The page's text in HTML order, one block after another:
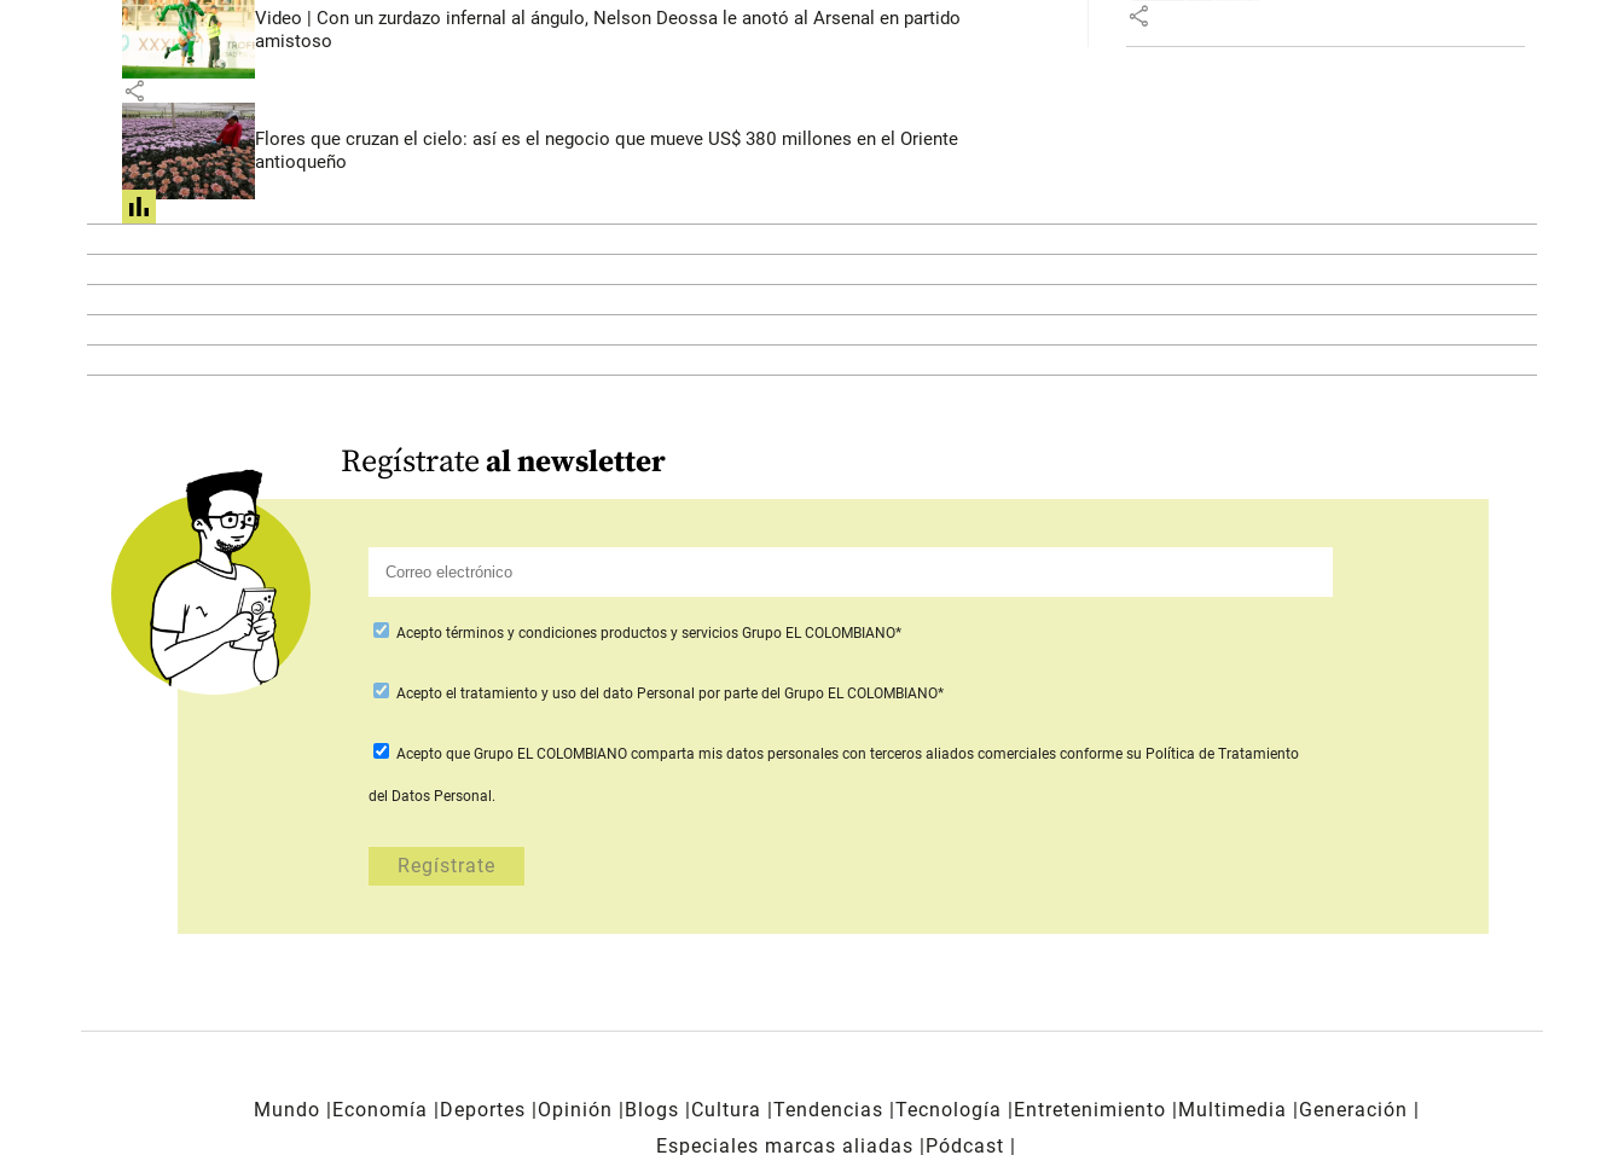
Video | Con un zurdazo infernal al ángulo, Nelson Deossa le anotó al Arsenal en partido
amistoso
share
Flores que cruzan el cielo: así es el negocio que mueve US$ 380 millones en el Oriente
antioqueño
share
share
Regístrateal newsletter
Acepto términos y condiciones productos y servicios Grupo EL COLOMBIANO*
Aceptoel tratamiento y uso del dato Personal por parte del Grupo EL COLOMBIANO*
Acepto que Grupo EL COLOMBIANO comparta mis datos personales con terceros aliados comercialesconforme su Política de Tratamiento
del Datos Personal.
Mundo Economía Deportes Opinión Blogs Cultura Tendencias Tecnología Entretenimiento Multimedia
Generación
Especiales marcas aliadas
Pódcast